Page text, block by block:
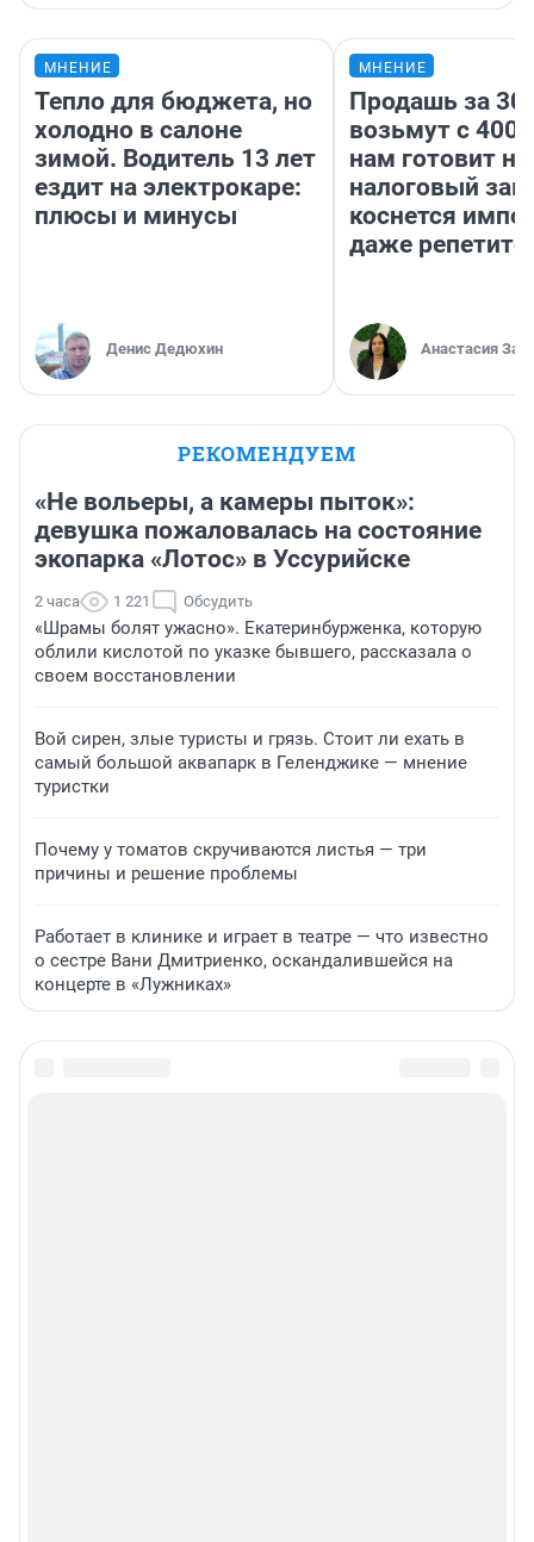
МНЕНИЕ
Тепло для бюджета, но
холодно в салоне
зимой. Водитель 13 лет
ездит на электрокаре:
плюсы и минусы
Денис Дедюхин
МНЕНИЕ
Продашь за
возьмут с
нам готовит
налоговый
коснется
даже
Анастасия
РЕКОМЕНДУЕМ
«Не вольеры, а камеры пыток»:
девушка пожаловалась на состояние
экопарка «Лотос» в Уссурийске
2 часа 1 221 Обсудить
«Шрамы болят ужасно». Екатеринбурженка, которую
облили кислотой по указке бывшего, рассказала о
своем восстановлении
Вой сирен, злые туристы и грязь. Стоит ли ехать в
самый большой аквапарк в Геленджике — мнение
туристки
Почему у томатов скручиваются листья — три
причины и решение проблемы
Работает в клинике и играет в театре — что известно
о сестре Вани Дмитриенко, оскандалившейся на
концерте в «Лужниках»